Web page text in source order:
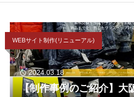
WEBサイト制作(リニューアル)
2024.03.18
【制作事例のご紹介】大